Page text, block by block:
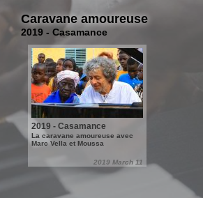
Caravane amoureuse
2019 - Casamance
2019 - Casamance
La caravane amoureuse avec
Marc Vella et Moussa
2019 March 11